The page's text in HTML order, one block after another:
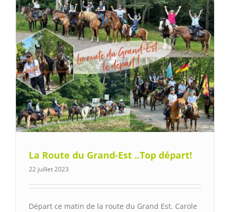
La Route du Grand-Est ..Top départ!
22 juillet 2023
Départ ce matin de la route du Grand Est. Carole